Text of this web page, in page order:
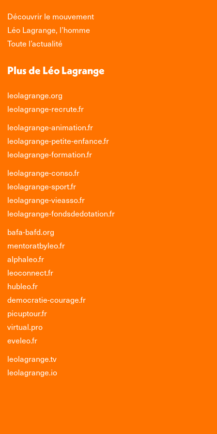
Découvrir le mouvement
Léo Lagrange, l’homme
Toute l’actualité
Plus de Léo Lagrange
leolagrange.org
leolagrange-recrute.fr
leolagrange-animation.fr
leolagrange-petite-enfance.fr
leolagrange-formation.fr
leolagrange-conso.fr
leolagrange-sport.fr
leolagrange-vieasso.fr
leolagrange-fondsdedotation.fr
bafa-bafd.org
mentoratbyleo.fr
alphaleo.fr
leoconnect.fr
hubleo.fr
democratie-courage.fr
picuptour.fr
virtual.pro
eveleo.fr
leolagrange.tv
leolagrange.io